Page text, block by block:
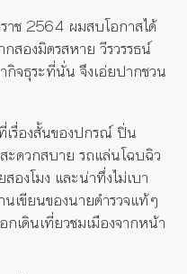
ช 2564 ผมสบโอกาสได้
กสองมิตรสหาย วีรวรรธน์
กิจธุระที่นั่น จึงเอ่ยปากชวน
เรื่องสั้นของปกรณ์ ปิ่น
ะดวกสบาย รถแล่นโฉบฉิว
องโมง และน่าทึ่งไม่เบา
เขียนของนายตำรวจแท้ๆ
กเดินเที่ยวชมเมืองจากหน้า